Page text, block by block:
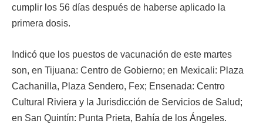
cumplir los 56 días después de haberse aplicado la
primera dosis.
Indicó que los puestos de vacunación de este martes
son, en Tijuana: Centro de Gobierno; en Mexicali: Plaza
Cachanilla, Plaza Sendero, Fex; Ensenada: Centro
Cultural Riviera y la Jurisdicción de Servicios de Salud;
en San Quintín: Punta Prieta, Bahía de los Ángeles.